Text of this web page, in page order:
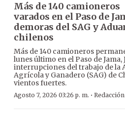
Más de 140 camioneros
varados en el Paso de
demoras del SAG y
chilenos
Más de 140 camioneros
lunes último en el Paso de
interrupciones del trabajo de la
Agrícola y Ganadero (SAG) de
vientos fuertes.
Agosto 7, 2026 03:26 p. m. ·